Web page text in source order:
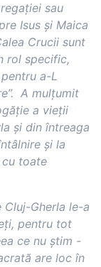
sau
Isus și Maica
Crucii sunt
rol specific,
a-L
A mulțumit
a vieții
și din întreaga
și la
toate
Cluj-Gherla le-a
pentru tot
ce nu știm -
are loc în